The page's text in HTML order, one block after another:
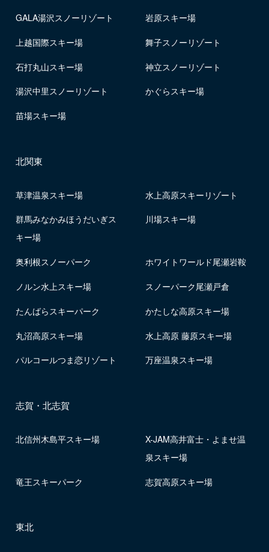
GALA湯沢スノーリゾート 岩原スキー場
上越国際スキー場 舞子スノーリゾート
石打丸山スキー場 神立スノーリゾート
湯沢中里スノーリゾート かぐらスキー場
苗場スキー場
北関東
草津温泉スキー場 水上高原スキーリゾート
群馬みなかみほうだいぎス
キー場
川場スキー場
奥利根スノーパーク ホワイトワールド尾瀬岩鞍
ノルン水上スキー場 スノーパーク尾瀬戸倉
たんばらスキーパーク かたしな高原スキー場
丸沼高原スキー場 水上高原 藤原スキー場
パルコールつま恋リゾート 万座温泉スキー場
志賀・北志賀
北信州木島平スキー場
X-JAM高井富士・よませ温
泉スキー場
竜王スキーパーク 志賀高原スキー場
東北